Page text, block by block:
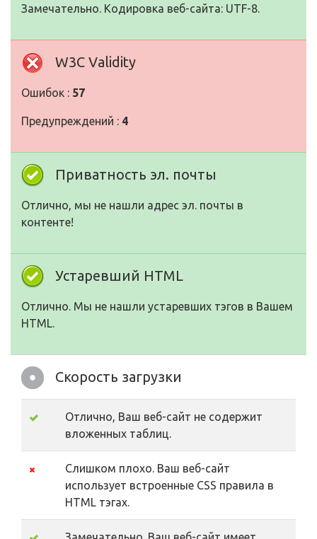
Замечательно. Кодировка веб-сайта: UTF-8.
W3C Validity
Ошибок : 57
Предупреждений : 4
Приватность эл. почты
Отлично, мы не нашли адрес эл. почты в
контенте!
Устаревший HTML
Отлично. Мы не нашли устаревших тэгов в Вашем
HTML.
Скорость загрузки
Отлично, Ваш веб-сайт не содержит
вложенных таблиц.
Слишком плохо. Ваш веб-сайт
использует встроенные CSS правила в
HTML тэгах.